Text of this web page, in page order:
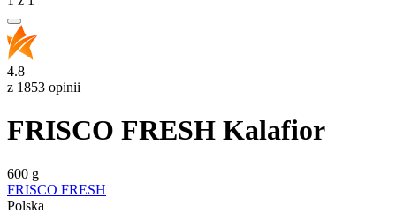
4.8
z 1853 opinii
FRISCO FRESH Kalafior
600 g
FRISCO FRESH
Polska